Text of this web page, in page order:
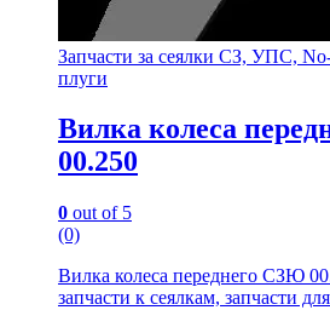
Запчасти за сеялки СЗ, УПС,
плуги
Вилка колеса
00.250
0 out of 5
(0)
Вилка колеса переднего СЗЮ
запчасти к сеялкам, запчасти